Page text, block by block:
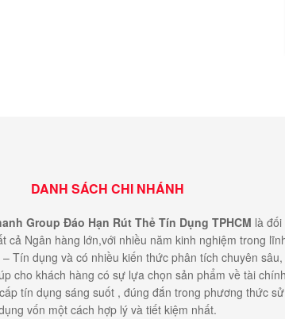
DANH SÁCH CHI NHÁNH
Group Đáo Hạn Rút Thẻ Tín Dụng TPHCM là đối
cả Ngân hàng lớn,với nhiều năm kinh nghiệm trong
Tín dụng và có nhiều kiến thức phân tích chuyên sâu,
cho khách hàng có sự lựa chọn sản phẩm về tài
tín dụng sáng suốt , đúng đắn trong phương thức sử
vốn một cách hợp lý và tiết kiệm nhất.